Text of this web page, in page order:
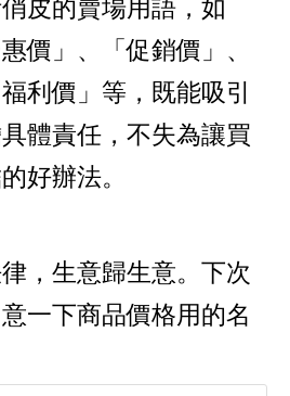
皮的賣場用語，如
價」、「促銷價」、
利價」等，既能吸引
體責任，不失為讓買
好辦法。
，生意歸生意。下次
一下商品價格用的名